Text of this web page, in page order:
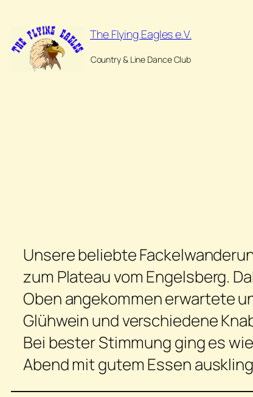
Inhalt
springen
The Flying Eagles e.V.
Country & Line Dance Club
Unsere beliebte
zum Plateau vom Engelsberg.
Oben angekommen erwartete
Glühwein und verschiedene
Bei bester Stimmung ging es
Abend mit gutem Essen